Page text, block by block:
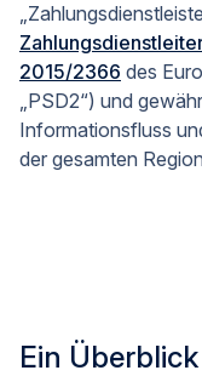
2015/2366 des
„PSD2“) und
Informationsfluss
der gesamten
Ein